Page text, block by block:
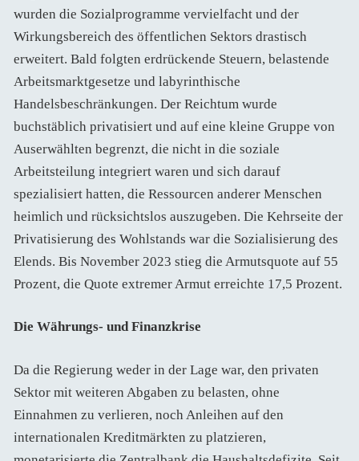
wurden die Sozialprogramme vervielfacht und der
Wirkungsbereich des öffentlichen Sektors drastisch
erweitert. Bald folgten erdrückende Steuern, belastende
Arbeitsmarktgesetze und labyrinthische
Handelsbeschränkungen. Der Reichtum wurde
buchstäblich privatisiert und auf eine kleine Gruppe von
Auserwählten begrenzt, die nicht in die soziale
Arbeitsteilung integriert waren und sich darauf
spezialisiert hatten, die Ressourcen anderer Menschen
heimlich und rücksichtslos auszugeben. Die Kehrseite der
Privatisierung des Wohlstands war die Sozialisierung des
Elends. Bis November 2023 stieg die Armutsquote auf 55
Prozent, die Quote extremer Armut erreichte 17,5 Prozent.
Die Währungs- und Finanzkrise
Da die Regierung weder in der Lage war, den privaten
Sektor mit weiteren Abgaben zu belasten, ohne
Einnahmen zu verlieren, noch Anleihen auf den
internationalen Kreditmärkten zu platzieren,